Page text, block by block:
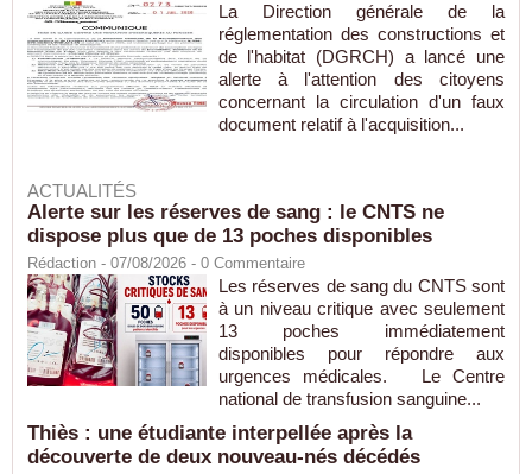
La Direction générale de la
réglementation des constructions et
de l'habitat (DGRCH) a lancé une
alerte à l'attention des citoyens
concernant la circulation d'un faux
document relatif à l'acquisition...
ACTUALITÉS
Alerte sur les réserves de sang : le CNTS ne
dispose plus que de 13 poches disponibles
Rédaction - 07/08/2026 - 0 Commentaire
Les réserves de sang du CNTS sont
à un niveau critique avec seulement
13 poches immédiatement
disponibles pour répondre aux
urgences médicales. Le Centre
national de transfusion sanguine...
Thiès : une étudiante interpellée après la
découverte de deux nouveau-nés décédés